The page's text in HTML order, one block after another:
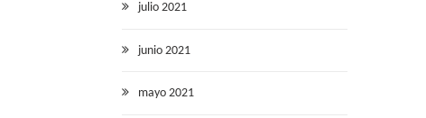
julio 2021
junio 2021
mayo 2021